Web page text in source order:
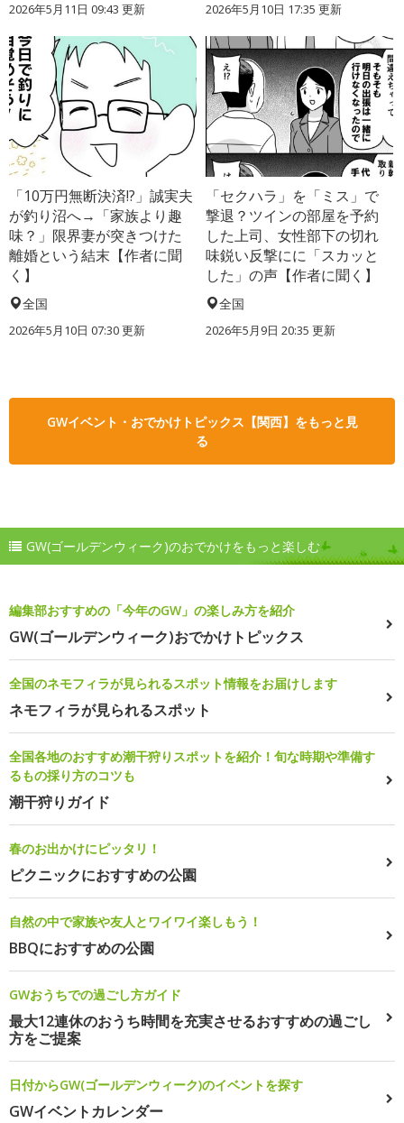
2026年5月11日 09:43 更新 2026年5月10日 17:35 更新
「10万円無断決済!?」誠実夫
が釣り沼へ→「家族より趣
味？」限界妻が突きつけた
離婚という結末【作者に聞
く】
全国
2026年5月10日 07:30 更新
「セクハラ」を「ミス」で
撃退？ツインの部屋を予約
した上司、女性部下の切れ
味鋭い反撃にに「スカッと
した」の声【作者に聞く】
全国
2026年5月9日 20:35 更新
GWイベント・おでかけトピックス【関西】をもっと見
る
GW(ゴールデンウィーク)のおでかけをもっと楽しむ
編集部おすすめの「今年のGW」の楽しみ方を紹介
GW(ゴールデンウィーク)おでかけトピックス
全国のネモフィラが見られるスポット情報をお届けします
ネモフィラが見られるスポット
全国各地のおすすめ潮干狩りスポットを紹介！旬な時期や準備す
るもの採り方のコツも
潮干狩りガイド
春のお出かけにピッタリ！
ピクニックにおすすめの公園
自然の中で家族や友人とワイワイ楽しもう！
BBQにおすすめの公園
GWおうちでの過ごし方ガイド
最大12連休のおうち時間を充実させるおすすめの過ごし
方をご提案
日付からGW(ゴールデンウィーク)のイベントを探す
GWイベントカレンダー